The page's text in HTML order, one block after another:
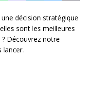
décision stratégique
sont les meilleures
Découvrez notre
lancer.